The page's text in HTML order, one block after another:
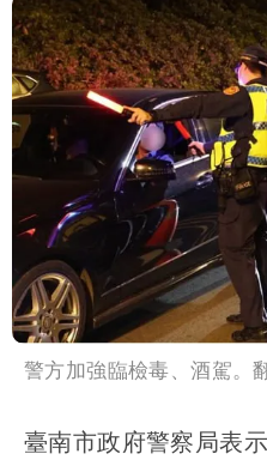
警方加強臨檢毒、酒駕。
臺南市政府警察局表